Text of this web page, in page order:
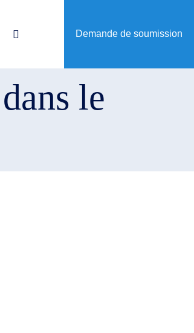
Demande de soumission
le